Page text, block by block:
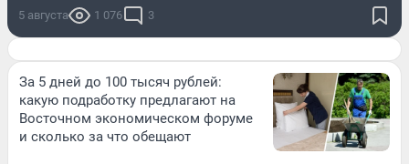
5 августа 1 076 3
За 5 дней до 100 тысяч рублей:
какую подработку предлагают на
Восточном экономическом форуме
и сколько за что обещают